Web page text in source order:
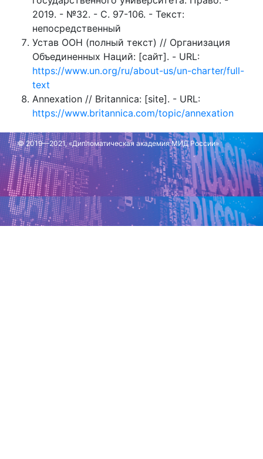
2019. - №32. - С. 97-106. - Текст:
непосредственный
Устав ООН (полный текст) // Организация
Объединенных Наций: [сайт]. - URL:
https://www.un.org/ru/about-us/un-charter/full-
text
Annexation // Britannica: [site]. - URL:
https://www.britannica.com/topic/annexation
Обновлено: 30 января 2025 г.
© 2019—2021, «Дипломатическая академия МИД России»